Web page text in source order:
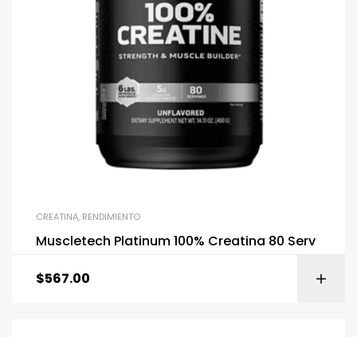
CREATINA, RENDIMIENTO
Muscletech Platinum 100% Creatina 80 Serv
$567.00